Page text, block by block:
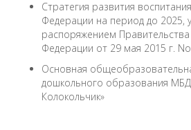
Стратегия развития
Федерации на период до 2025,
распоряжением Правительства
Федерации от 29 мая 2015 г.
Основная
дошкольного образования
Колокольчик»